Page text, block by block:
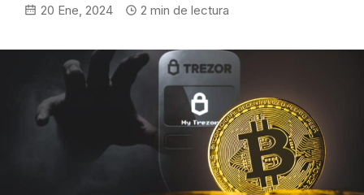
20 Ene, 2024 2 min de lectura